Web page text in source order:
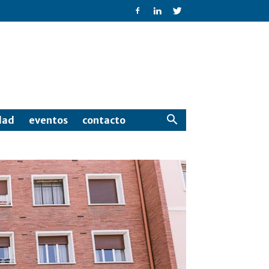
eventos contacto